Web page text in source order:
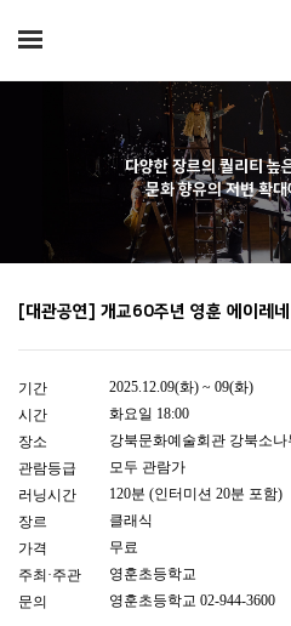
다양한 장르의 퀄리티 높
문화 향유의 저변 확
[대관공연] 개교60주년 영훈 에이레
기간
2025.12.09(화) ~ 09(화)
시간
화요일 18:00
장소
강북문화예술회관 강북소나
관람등급
모두 관람가
러닝시간
120분 (인터미션 20분 포함)
장르
클래식
가격
무료
주최·주관
영훈초등학교
문의
영훈초등학교 02-944-3600